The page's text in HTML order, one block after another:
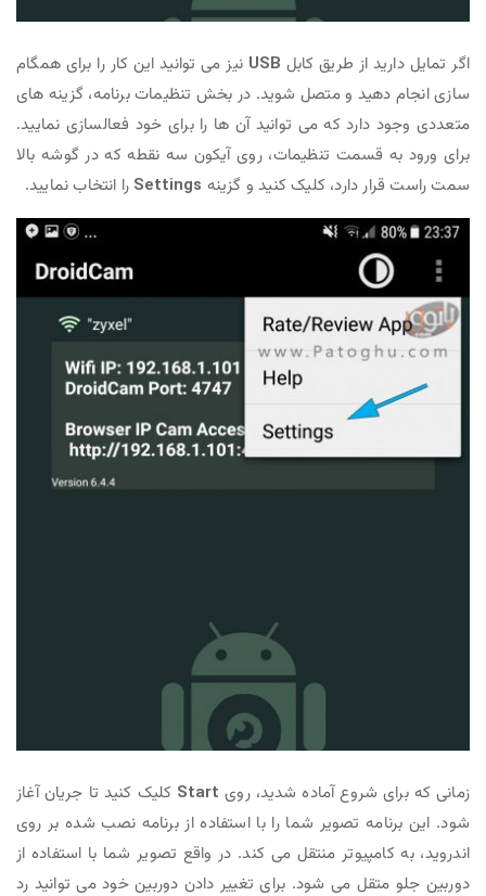
اگر تمایل دارید از طریق کابل USB نیز می توانید این کار را برای همگام
سازی انجام دهید و متصل شوید. در بخش تنظیمات برنامه، گزینه های
متعددی وجود دارد که می توانید آن ها را برای خود فعالسازی نمایید.
برای ورود به قسمت تنظیمات، روی آیکون سه نقطه که در گوشه بالا
سمت راست قرار دارد، کلیک کنید و گزینه Settings را انتخاب نمایید.
زمانی که برای شروع آماده شدید، روی Start کلیک کنید تا جریان آغاز
شود. این برنامه تصویر شما را با استفاده از برنامه نصب شده بر روی
اندروید، به کامپیوتر منتقل می کند. در واقع تصویر شما با استفاده از
دوربین جلو متقل می شود. برای تغییر دادن دوربین خود می توانید رد